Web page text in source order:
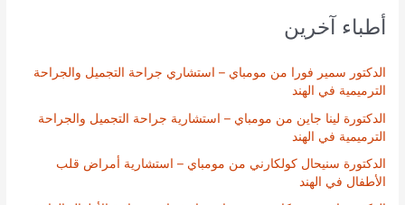
أطباء آخرين
الدكتور سمير فورا من مومباي – استشاري جراحة التجميل والجراحة
الترميمية في الهند
الدكتورة لينا جاين من مومباي – استشارية جراحة التجميل والجراحة
الترميمية في الهند
الدكتورة سنيحال كولكارني من مومباي – استشارية أمراض قلب
الأطفال في الهند